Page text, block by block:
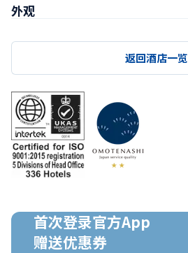
外观
返回酒店一览
首次登录官方App
赠送优惠券